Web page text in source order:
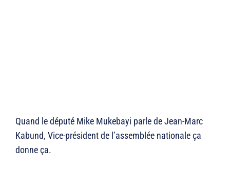
Quand le député Mike Mukebayi parle de Jean-Marc
Kabund, Vice-président de l’assemblée nationale ça
donne ça.